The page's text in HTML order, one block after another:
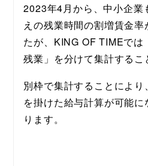
2023年4月から、中小企業
えの残業時間の割増賃金
たが、KING OF TIMEでは
残業」を分けて集計するこ
別枠で集計することによ
を掛けた給与計算が可能
ります。